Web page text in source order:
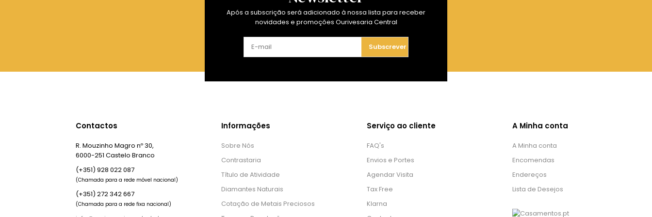
Após a subscrição será adicionado à nossa lista para receber
novidades e promoções Ourivesaria Central
Subscrever
Contactos
R. Mouzinho Magro nº 30,
6000-251 Castelo Branco
(+351) 928 022 087
(Chamada para a rede móvel nacional)
(+351) 272 342 667
(Chamada para a rede fixa nacional)
Informações
Sobre Nós
Contrastaria
Título de Atividade
Diamantes Naturais
Cotação de Metais Preciosos
Serviço ao cliente
FAQ's
Envios e Portes
Agendar Visita
Tax Free
Klarna
A Minha conta
A Minha conta
Encomendas
Endereços
Lista de Desejos